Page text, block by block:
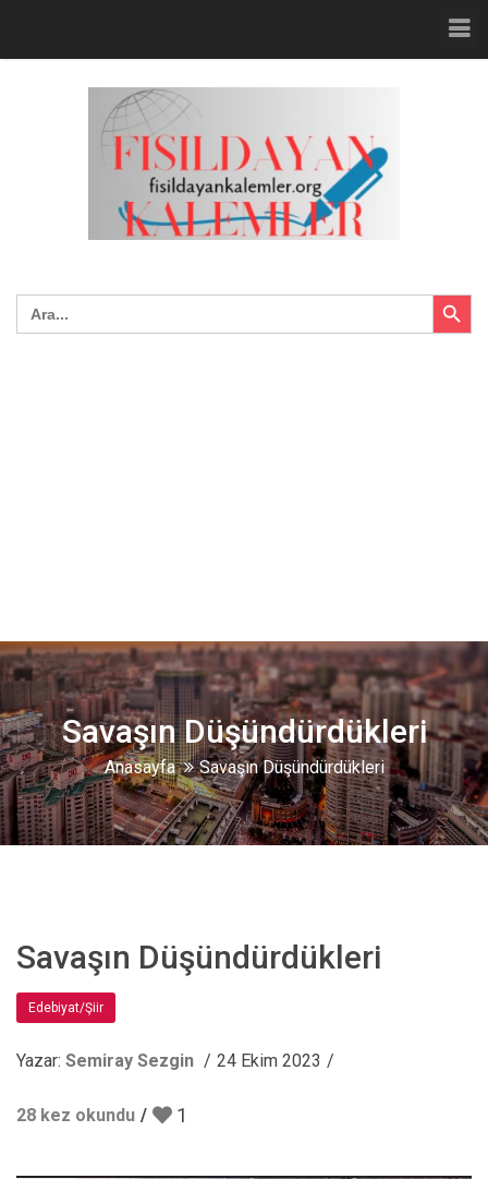
Search
for:
Search Button
Savaşın Düşündürdükleri
Anasayfa Savaşın Düşündürdükleri
Savaşın Düşündürdükleri
Edebiyat/Şiir
Yazar: Semiray Sezgin 24 Ekim 2023
28 kez okundu 1